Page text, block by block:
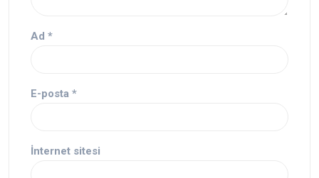
Ad *
E-posta *
İnternet sitesi